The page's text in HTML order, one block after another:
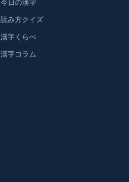
今日の漢字
読み方クイズ
漢字くらべ
漢字コラム